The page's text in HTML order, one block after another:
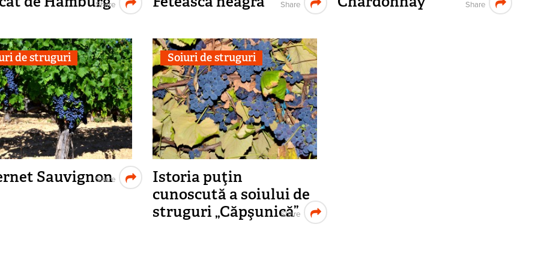
Share Share Share
de struguri
Sauvignon
Share
Soiuri de struguri
Istoria puţin
cunoscută a soiului de
struguri „Căpşunică”
Share